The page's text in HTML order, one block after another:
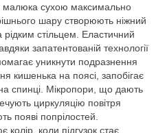
малюка сухою максимально
шару створюють ніжний
стільцем. Еластичний
запатентованій технології
уникнути подразнення
кишенька на поясі, запобігає
на спинці. Мікропори, що дають
циркуляцію повітря
появі попрілостей.
колір, коли підгузок стає